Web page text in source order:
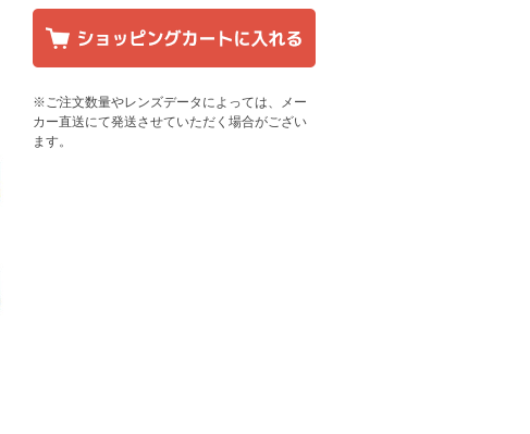
※ご注文数量やレンズデータによっては、メー
カー直送にて発送させていただく場合がござい
ます。